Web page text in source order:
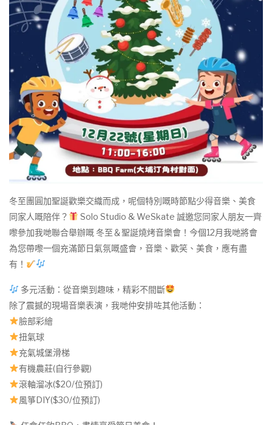
冬至團圓加聖誕歡樂交織而成，呢個特別嘅時節點少得音樂、美食
同家人嘅陪伴？
Solo Studio & WeSkate 誠邀您同家人朋友一齊
嚟參加我哋聯合舉辦嘅 冬至＆聖誕燒烤音樂會！今個12月我哋將會
為您帶嚟一個充滿節日氣氛嘅盛會，音樂、歡笑、美食，應有盡
有！
多元活動：從音樂到趣味，精彩不間斷
除了震撼的現場音樂表演，我哋仲安排咗其他活動：
臉部彩繪
扭氣球
充氣城堡滑梯
有機農莊(自行參觀)
滾軸溜冰($20/位預訂)
風箏DIY($30/位預訂)